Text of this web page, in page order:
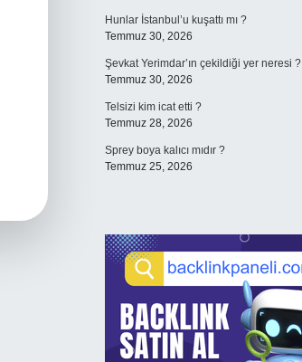
Hunlar İstanbul’u kuşattı mı ?
Temmuz 30, 2026
Şevkat Yerimdar’ın çekildiği yer neresi ?
Temmuz 30, 2026
Telsizi kim icat etti ?
Temmuz 28, 2026
Sprey boya kalıcı mıdır ?
Temmuz 25, 2026